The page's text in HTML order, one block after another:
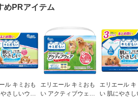
ナル
めPRアイテム
ル キミおも
さしいウエ
エリエール キミおも
い アクティブウェア
エリエール
い 肌にやさ